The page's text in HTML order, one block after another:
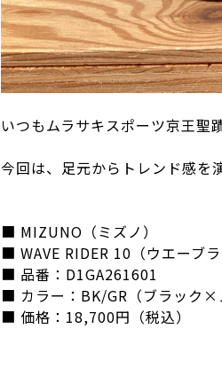
いつもムラサキスポーツ京王聖
今回は、足元からトレンド感を
■ MIZUNO（ミズノ）
■ WAVE RIDER 10（ウエーブラ
■ 品番：D1GA261601
■ カラー：BK/GR（ブラック×
■ 価格：18,700円（税込）